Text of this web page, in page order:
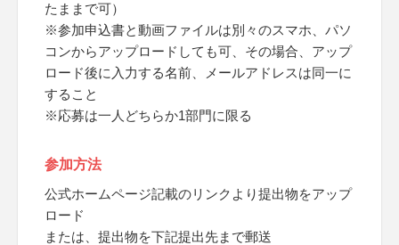
たままで可）
※参加申込書と動画ファイルは別々のスマホ、パソ
コンからアップロードしても可、その場合、アップ
ロード後に入力する名前、メールアドレスは同一に
すること
※応募は一人どちらか1部門に限る
参加方法
公式ホームページ記載のリンクより提出物をアップ
ロード
または、提出物を下記提出先まで郵送